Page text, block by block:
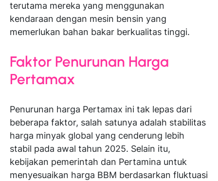
terutama mereka yang menggunakan
kendaraan dengan mesin bensin yang
memerlukan bahan bakar berkualitas tinggi.
Faktor Penurunan Harga
Pertamax
Penurunan harga Pertamax ini tak lepas dari
beberapa faktor, salah satunya adalah stabilitas
harga minyak global yang cenderung lebih
stabil pada awal tahun 2025. Selain itu,
kebijakan pemerintah dan Pertamina untuk
menyesuaikan harga BBM berdasarkan fluktuasi